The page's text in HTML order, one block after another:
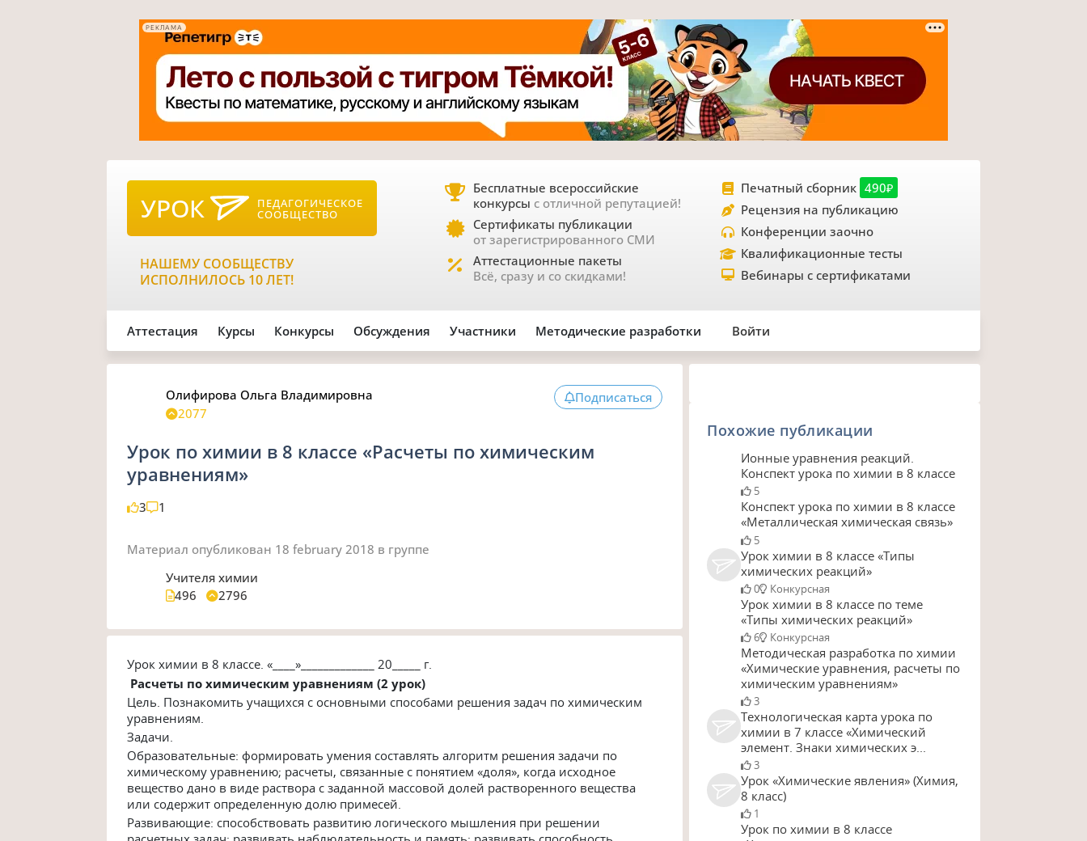
РЕКЛАМА
УРОК ПЕДАГОГИЧЕСКОЕ
СООБЩЕСТВО
НАШЕМУ СООБЩЕСТВУ
ИСПОЛНИЛОСЬ 10 ЛЕТ!
Бесплатные всероссийские
конкурсы с отличной репутацией!
Сертификаты публикации
от зарегистрированного СМИ
Аттестационные пакеты
Всё, сразу и со скидками!
Печатный сборник 490₽
Рецензия на публикацию
Конференции заочно
Квалификационные тесты
Вебинары с сертификатами
Аттестация Курсы Конкурсы Обсуждения Участники Методические разработки Войти
Олифирова Ольга Владимировна
2077
Подписаться
Урок по химии в 8 классе «Расчеты по химическим
уравнениям»
3 1
Материал опубликован 18 february 2018 в группе
Учителя химии
496
2796
Урок химии в 8 классе. «____»_____________ 20_____ г.
Расчеты по химическим уравнениям (2 урок)
Цель. Познакомить учащихся с основными способами решения задач по химическим
уравнениям.
Задачи.
Образовательные: формировать умения составлять алгоритм решения задачи по
химическому уравнению; расчеты, связанные с понятием «доля», когда исходное
вещество дано в виде раствора с заданной массовой долей растворенного вещества
или содержит определенную долю примесей.
Развивающие: способствовать развитию логического мышления при решении
Похожие публикации
Ионные уравнения реакций.
Конспект урока по химии в 8 классе
5
Конспект урока по химии в 8 классе
«Металлическая химическая связь»
5
Урок химии в 8 классе «Типы
химических реакций»
0 Конкурсная
Урок химии в 8 классе по теме
«Типы химических реакций»
6 Конкурсная
Методическая разработка по химии
«Химические уравнения, расчеты по
химическим уравнениям»
3
Технологическая карта урока по
химии в 7 классе «Химический
элемент. Знаки химических э...
3
Урок «Химические явления» (Химия,
8 класс)
1
Урок по химии в 8 классе